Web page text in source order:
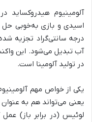
آلومینیوم
آب تبدیل می‌شود. این
در تولید آلومینا است.
یکی از خواص مهم
یعنی می‌تواند هم به
لوئیس (در برابر باز)